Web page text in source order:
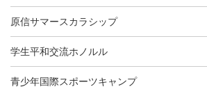
原信サマースカラシップ
学生平和交流ホノルル
青少年国際スポーツキャンプ